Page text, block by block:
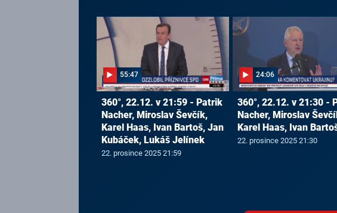
55:47
360°, 22.12. v 21:59 - Patrik
Nacher, Miroslav Ševčík,
Karel Haas, Ivan Bartoš, Jan
Kubáček, Lukáš Jelínek
22. prosince 2025 21:59
24:06
360°, 22.12. v 21:30 -
Nacher, Miroslav
Karel Haas, Ivan
22. prosince 2025 21:30